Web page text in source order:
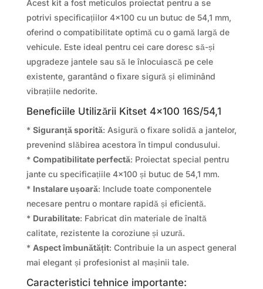
Acest kit a fost meticulos proiectat pentru a se
potrivi specificațiilor 4×100 cu un butuc de 54,1 mm,
oferind o compatibilitate optimă cu o gamă largă de
vehicule. Este ideal pentru cei care doresc să-și
upgradeze jantele sau să le înlocuiască pe cele
existente, garantând o fixare sigură și eliminând
vibrațiile nedorite.
Beneficiile Utilizării Kitset 4×100 16S/54,1
* Siguranță sporită: Asigură o fixare solidă a jantelor,
prevenind slăbirea acestora în timpul condusului.
* Compatibilitate perfectă: Proiectat special pentru
jante cu specificațiile 4×100 și butuc de 54,1 mm.
* Instalare ușoară: Include toate componentele
necesare pentru o montare rapidă și eficientă.
* Durabilitate: Fabricat din materiale de înaltă
calitate, rezistente la coroziune și uzură.
* Aspect îmbunătățit: Contribuie la un aspect general
mai elegant și profesionist al mașinii tale.
Caracteristici tehnice importante: